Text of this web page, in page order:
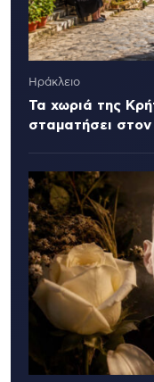
Ηράκλειο
Τα χωριά της
σταματήσει